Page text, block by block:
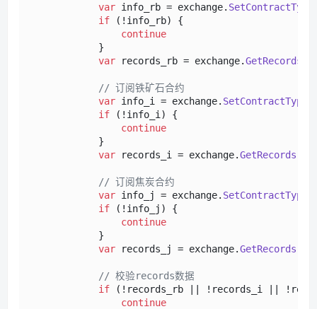
var info_rb = exchange. SetContractType
if (!info_rb) {
continue
            }
var records_rb = exchange.GetRecords
// 订阅铁矿石合约
var info_i = exchange. SetContractType
if (!info_i) {
continue
            }
var records_i = exchange.GetRecords
// 订阅焦炭合约
var info_j = exchange. SetContractType
if (!info_j) {
continue
            }
var records_j = exchange.GetRecords
// 校验records数据
if (!records_rb || !records_i ||
continue